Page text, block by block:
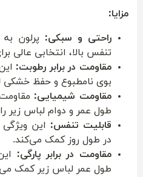
مزایا:
راحتی و سبکی: پرلون
تنفس بالا، انتخابی عالی
مقاومت در برابر رطوبت:
بوی نامطبوع و حفظ
مقاومت شیمیایی:
طول عمر و دوام لباس زیر
قابلیت تنفس: این
در طول روز کمک می‌کند.
مقاومت در برابر پارگی:
طول عمر لباس زیر کمک